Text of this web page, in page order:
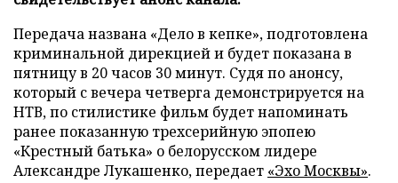
Передача названа «Дело в кепке», подготовлена
криминальной дирекцией и будет показана в
пятницу в 20 часов 30 минут. Судя по анонсу,
который с вечера четверга демонстрируется на
НТВ, по стилистике фильм будет напоминать
ранее показанную трехсерийную эпопею
«Крестный батька» о белорусском лидере
Александре Лукашенко, передает «Эхо Москвы».